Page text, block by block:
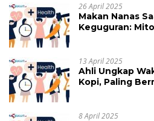
26 April 2025
Makan Nanas
Keguguran:
13 April 2025
Ahli Ungkap
Kopi, Paling
8 April 2025